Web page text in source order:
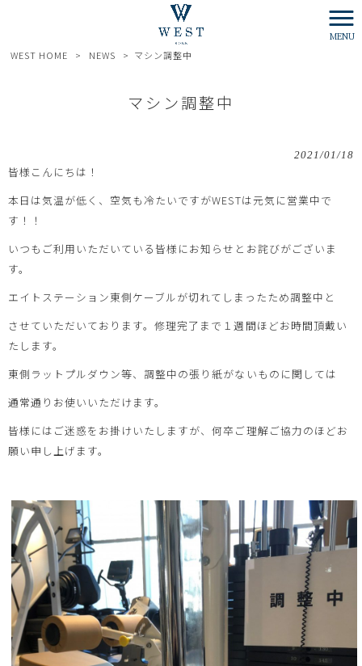
MENU
WEST HOME > NEWS > マシン調整中
マシン調整中
2021/01/18
皆様こんにちは！
本日は気温が低く、空気も冷たいですがWESTは元気に営業中で
す！！
いつもご利用いただいている皆様にお知らせとお詫びがございま
す。
エイトステーション東側ケーブルが切れてしまったため調整中と
させていただいております。修理完了まで１週間ほどお時間頂戴い
たします。
東側ラットプルダウン等、調整中の張り紙がないものに関しては
通常通りお使いいただけます。
皆様にはご迷惑をお掛けいたしますが、何卒ご理解ご協力のほどお
願い申し上げます。